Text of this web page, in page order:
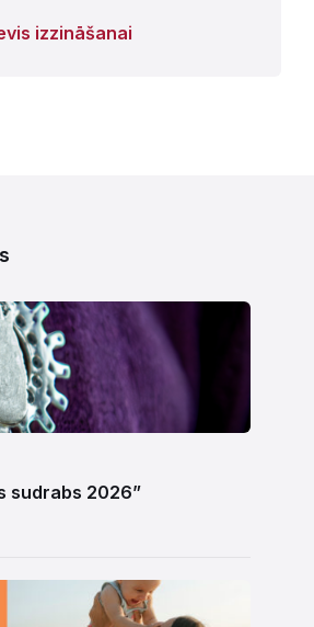
izzināšanai
sudrabs 2026”